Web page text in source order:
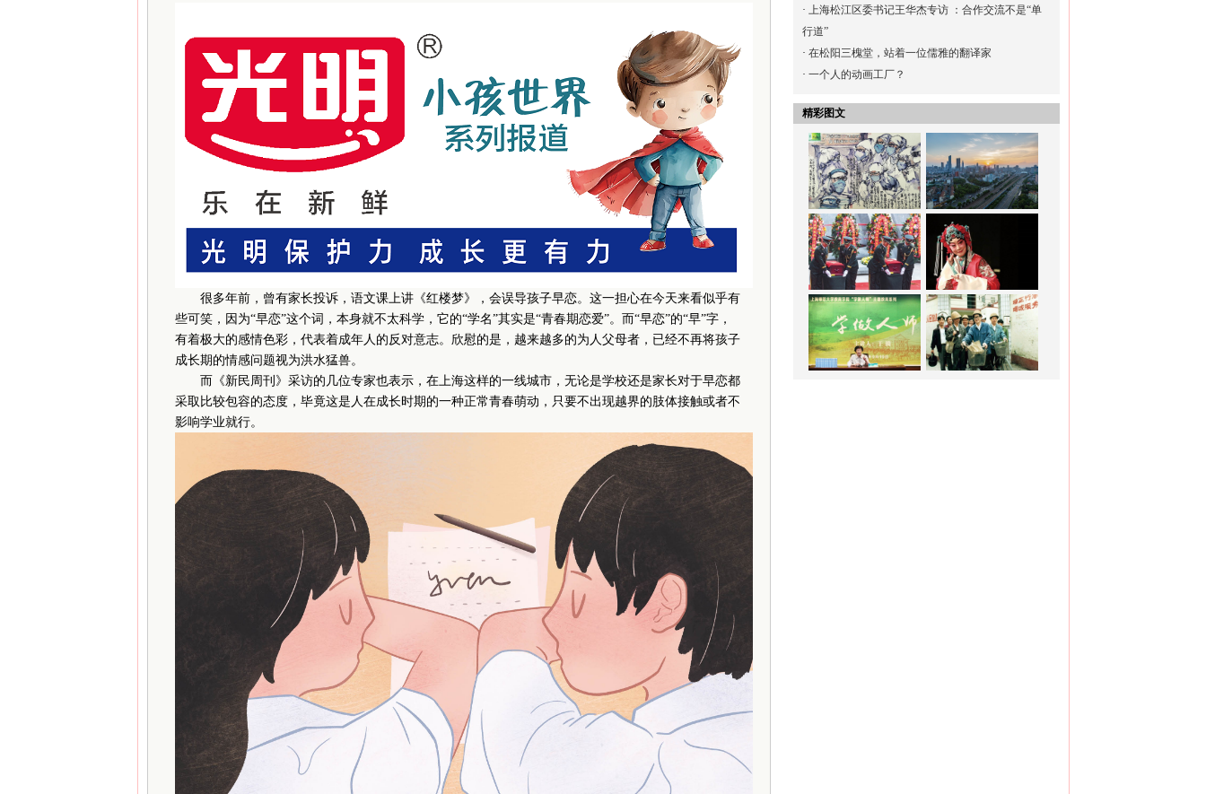
很多年前，曾有家长投诉，语文课上讲《红楼梦》，会误导孩子早恋。这一担心在今天来看似乎有
些可笑，因为“早恋”这个词，本身就不太科学，它的“学名”其实是“青春期恋爱”。而“早恋”的“早”字，
有着极大的感情色彩，代表着成年人的反对意志。欣慰的是，越来越多的为人父母者，已经不再将孩子
成长期的情感问题视为洪水猛兽。
而《新民周刊》采访的几位专家也表示，在上海这样的一线城市，无论是学校还是家长对于早恋都
采取比较包容的态度，毕竟这是人在成长时期的一种正常青春萌动，只要不出现越界的肢体接触或者不
影响学业就行。
· 上海松江区委书记王华杰专访 ：合作交流不是“单
行道”
· 在松阳三槐堂，站着一位儒雅的翻译家
· 一个人的动画工厂？
精彩图文